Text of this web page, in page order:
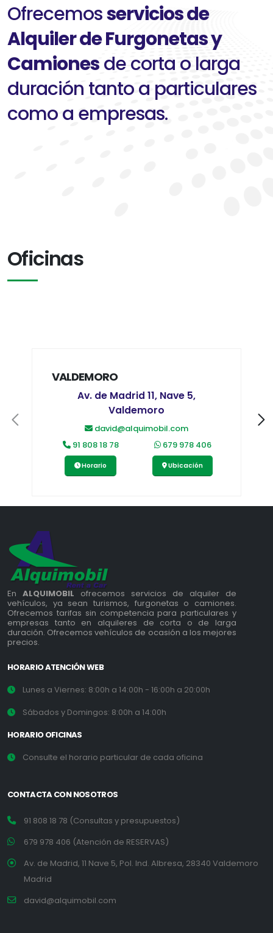
Ofrecemosservicios de
Alquiler de Furgonetas y
Camionesde corta o larga
duración tanto a particulares
como a empresas.
Oficinas
VALDEMORO
Av. de Madrid 11, Nave 5,
Valdemoro
david@alquimobil.com
91 808 18 78
Horario
679 978 406
Ubicación
En ALQUIMOBIL ofrecemos servicios de alquiler de
vehículos, ya sean turismos, furgonetas o camiones.
Ofrecemos tarifas sin competencia para particulares y
empresas tanto en alquileres de corta o de larga
duración. Ofrecemos vehículos de ocasión a los mejores
precios.
HORARIO ATENCIÓN WEB
Lunes a Viernes: 8:00h a 14:00h - 16:00h a 20:00h
Sábados y Domingos: 8:00h a 14:00h
HORARIO OFICINAS
Consulte el horario particular de cada oficina
CONTACTA CON NOSOTROS
91 808 18 78 (Consultas y presupuestos)
679 978 406 (Atención de RESERVAS)
Av. de Madrid, 11 Nave 5, Pol. Ind. Albresa, 28340 Valdemoro
Madrid
david@alquimobil.com